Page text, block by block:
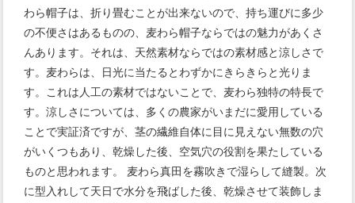
わら帽子は、折り畳むことが出来ないので、持ち運びに多少
の不便さはあるものの、麦わら帽子ならではの魅力があくさ
んあります。それは、天然素材ならではの素材感と涼しさで
す。麦わらは、日光に当たるとわずかにきらきらと光りま
す。これは人工の素材ではないことで、麦わら独特の特長で
す。涼しさについては、多くの農家がいまだに愛用している
ことで実証済ですが、茎の繊維自体に目に見えない無数の穴
がいくつもあり、乾燥した後、空気穴の役割を果たしている
ものと思われます。 麦わら真田を霧吹きで湿らして縫製。次
に型入れして天日で水分を飛ばした後、乾燥させて装飾しま